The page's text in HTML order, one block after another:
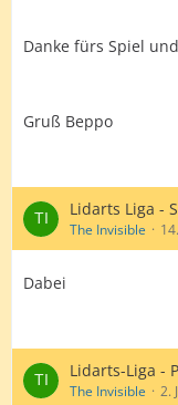
Danke fürs Spiel
Gruß Beppo
Lidarts Liga -
The Invisible
Dabei
Lidarts-Liga -
The Invisible 2.